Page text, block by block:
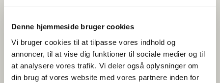
Denne hjemmeside bruger cookies
Vi bruger cookies til at tilpasse vores indhold og
annoncer, til at vise dig funktioner til sociale medier og til
at analysere vores trafik. Vi deler også oplysninger om
din brug af vores website med vores partnere inden for